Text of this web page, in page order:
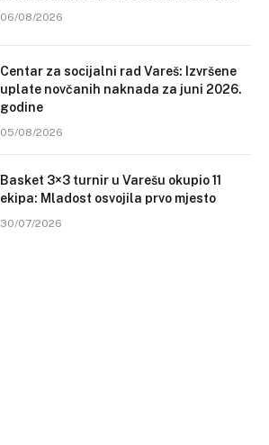
06/08/2026
Centar za socijalni rad Vareš: Izvršene
uplate novčanih naknada za juni 2026.
godine
05/08/2026
Basket 3×3 turnir u Varešu okupio 11
ekipa: Mladost osvojila prvo mjesto
30/07/2026